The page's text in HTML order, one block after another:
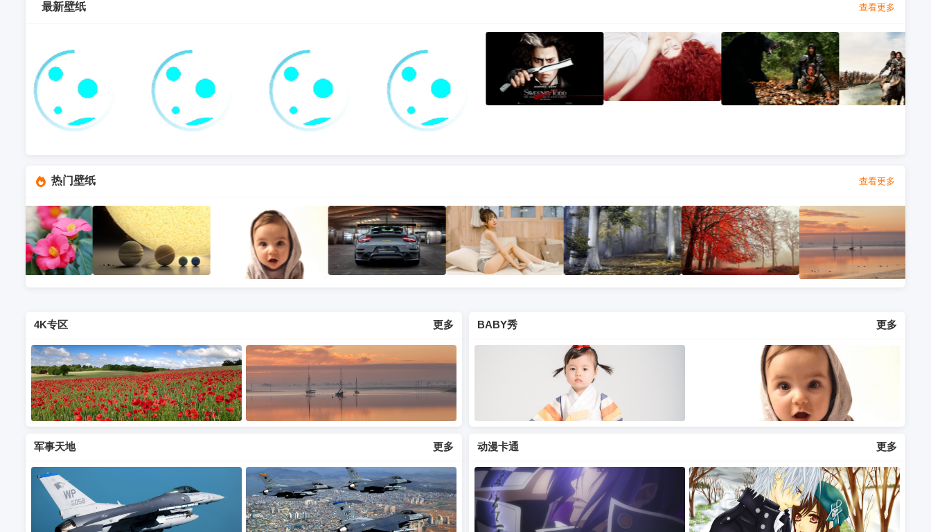
最新壁纸 查看更多
热门壁纸 查看更多
4K专区 更多 BABY秀 更多
军事天地 更多 动漫卡通 更多